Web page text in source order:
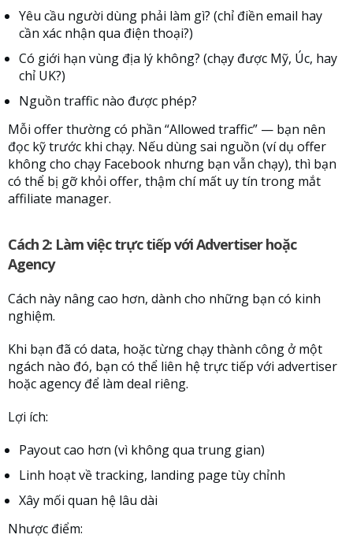
Yêu cầu người dùng phải làm gì? (chỉ điền email hay
cần xác nhận qua điện thoại?)
Có giới hạn vùng địa lý không? (chạy được Mỹ, Úc, hay
chỉ UK?)
Nguồn traffic nào được phép?
Mỗi offer thường có phần “Allowed traffic” — bạn nên
đọc kỹ trước khi chạy. Nếu dùng sai nguồn (ví dụ offer
không cho chạy Facebook nhưng bạn vẫn chạy), thì bạn
có thể bị gỡ khỏi offer, thậm chí mất uy tín trong mắt
affiliate manager.
Cách 2: Làm việc trực tiếp với Advertiser hoặc
Agency
Cách này nâng cao hơn, dành cho những bạn có kinh
nghiệm.
Khi bạn đã có data, hoặc từng chạy thành công ở một
ngách nào đó, bạn có thể liên hệ trực tiếp với advertiser
hoặc agency để làm deal riêng.
Lợi ích:
Payout cao hơn (vì không qua trung gian)
Linh hoạt về tracking, landing page tùy chỉnh
Xây mối quan hệ lâu dài
Nhược điểm: